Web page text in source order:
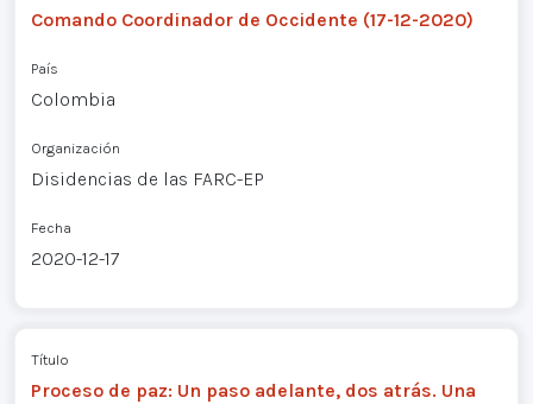
Comando Coordinador de Occidente (17-12-2020)
País
Colombia
Organización
Disidencias de las FARC-EP
Fecha
2020-12-17
Título
Proceso de paz: Un paso adelante, dos atrás. Una